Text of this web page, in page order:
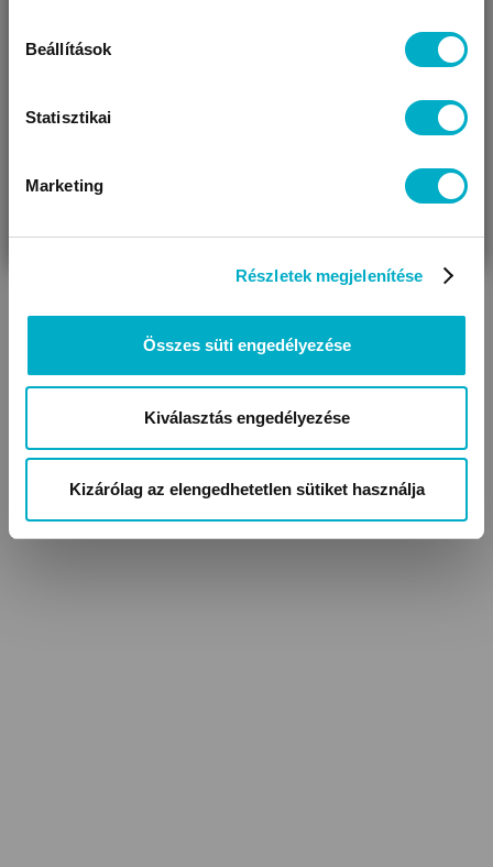
Beállítások
Statisztikai
Marketing
Részletek megjelenítése
Összes süti engedélyezése
Kiválasztás engedélyezése
Kizárólag az elengedhetetlen sütiket használja
Köhögés, krupp, asztma – légúti panaszok a gyerekeknél
A náthás csecsemő kezelése otthon
VÁRANDÓS
AJÁNDÉKOT